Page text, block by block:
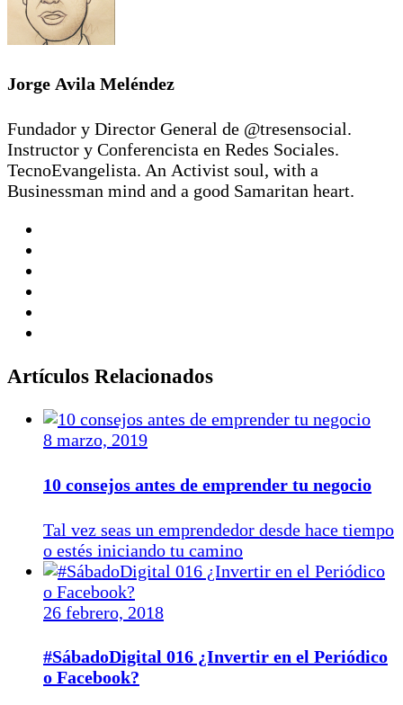
Jorge Avila Meléndez
Fundador y Director General de @tresensocial.
Instructor y Conferencista en Redes Sociales.
TecnoEvangelista. An Activist soul, with a
Businessman mind and a good Samaritan heart.
Artículos Relacionados
8 marzo, 2019
10 consejos antes de emprender tu negocio
Tal vez seas un emprendedor desde hace tiempo
o estés iniciando tu camino
26 febrero, 2018
#SábadoDigital 016 ¿Invertir en el Periódico
o Facebook?